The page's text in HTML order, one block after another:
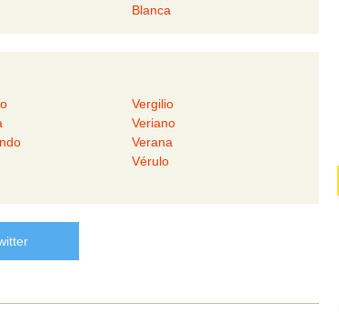
Blanca
Vergilio
Veriano
Verana
Vérulo